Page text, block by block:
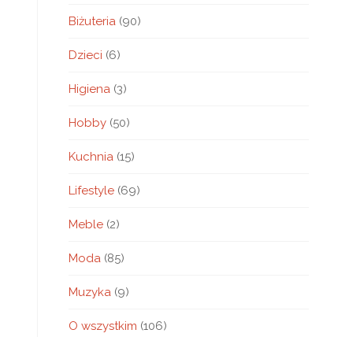
Biżuteria (90)
Dzieci (6)
Higiena (3)
Hobby (50)
Kuchnia (15)
Lifestyle (69)
Meble (2)
Moda (85)
Muzyka (9)
O wszystkim (106)